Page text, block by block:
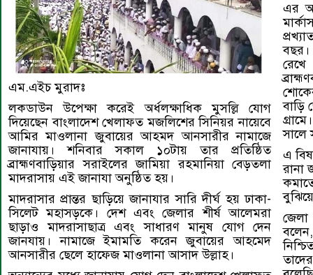
এম.এইচ মুরাদঃ
লকডাউন উপেক্ষা করেই অর্ধলক্ষাধিক মুসল্লি যোগ
দিয়েছেন বাংলাদেশ খেলাফত মজলিশের সিনিয়র নায়েবে
আমির মাওলানা জুবায়ের আহমদ আনসারীর নামাজে
জানাযায়। শনিবার সকাল ১০টায় তার প্রতিষ্ঠিত
ব্রাহ্মণবাড়িয়ার সরাইলের জামিয়া রহমানিয়া বেড়তলা
মাদরাসায় এই জানাযা অনুষ্ঠিত হয়।
মাদরাসার প্রান্তর ছাড়িয়ে জানাযার সারি দীর্ঘ হয় ঢাকা-
সিলেট মহাসড়কে। দেশ এবং জেলার শীর্ষ আলেমরা
ছাড়াও মাদরাসাছাত্র এবং সাধারণ মানুষ যোগ দেন
জানযায়। নামাজে ইমামতি করেন জুবায়ের আহমেদ
আনসারীর ছেলে হাফেজ মাওলানা আসাদ উল্লাহ।
এর
বছর।
বাড়ি
সালে
এ
রানা